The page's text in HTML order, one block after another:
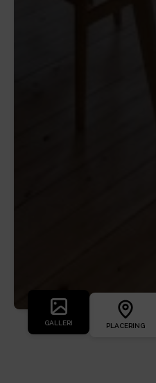
GALLERI PLACERING